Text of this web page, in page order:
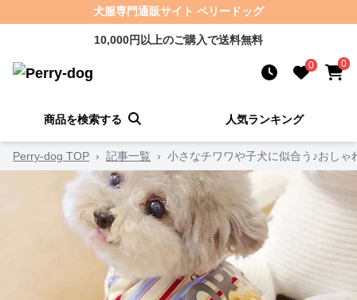
犬服専門通販サイト ペリードッグ
10,000円以上のご購入で送料無料
0 0
商品を検索する 人気ランキング
Perry-dog TOP › 記事一覧 › 小さなチワワや子犬に似合う♪おしゃ